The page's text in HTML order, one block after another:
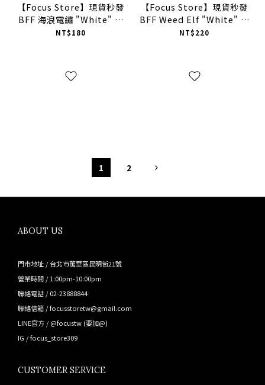
【Focus Store】現貨秒發
BFF 海浪電繡 "White" 白
色 BF24099-WH
NT$180
【Focus Store】現貨秒發
BFF Weed Elf "White" 白
色 草精靈 BF23015
NT$220
1 2
ABOUT US
門市地址 / 台北市萬華區昆明街21號
營業時間 / 1:00pm-10:00pm
聯絡電話 / 02-23888844
聯絡信箱 / focusstoretw@gmail.com
LINE官方 / @focustw (要加@)
IG /focus_store309
CUSTOMER SERVICE